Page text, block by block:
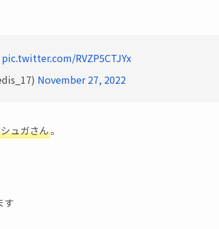
pic.twitter.com/RVZP5CTJYx
November 27, 2022
ュガさん。
す